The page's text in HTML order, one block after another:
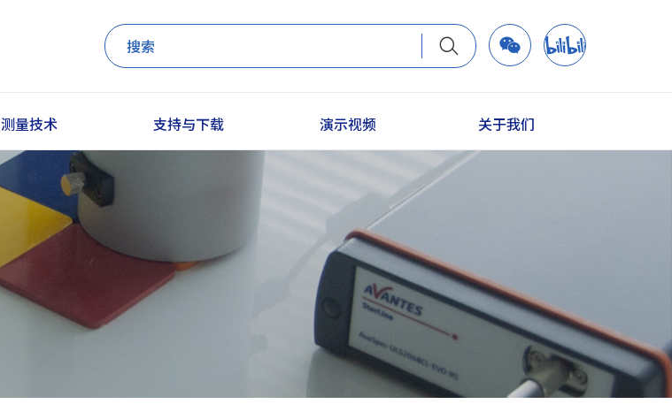
测量技术 支持与下载 演示视频 关于我们